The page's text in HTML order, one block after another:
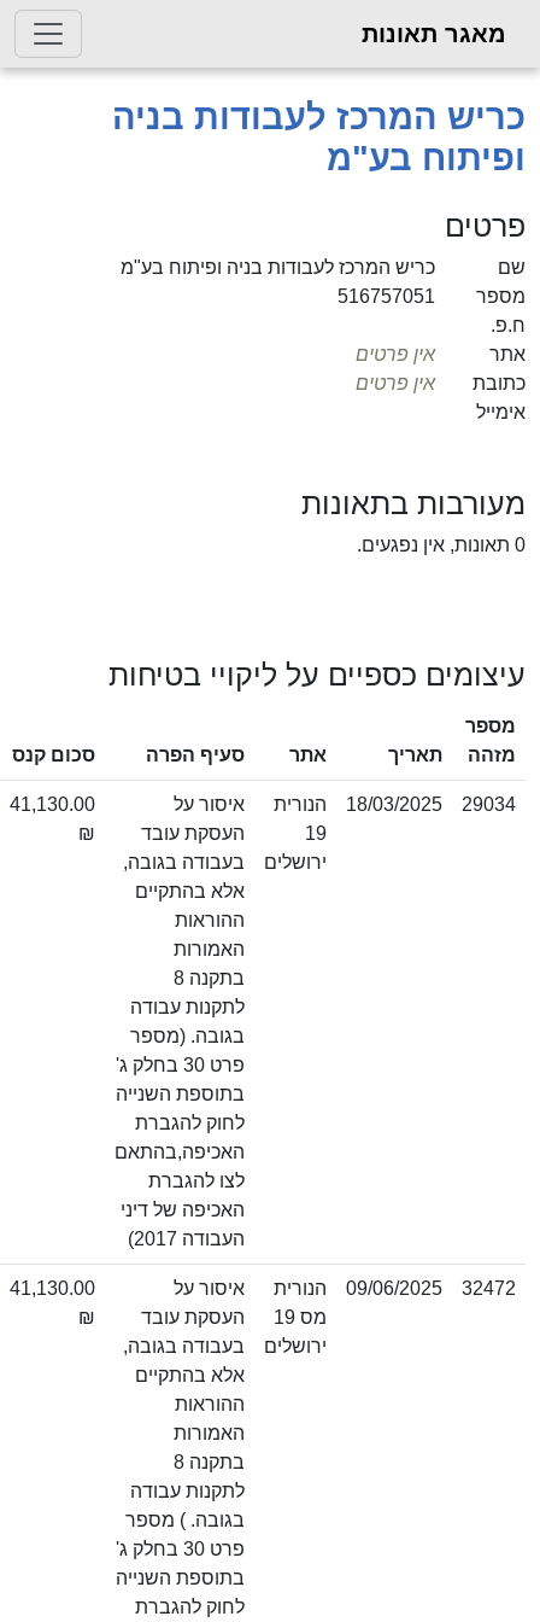
תאונות
המרכז לעבודות בניה
בע"מ
כריש המרכז לעבודות בניה ופיתוח בע"מ
516757051
אין פרטים
אין פרטים
בתאונות
כספיים על ליקויי בטיחות
תאריך אתר סעיף הפרה סכום קנס
ערעור
18/03/2025
הנורית
איסור על
העסקת עובד
בעבודה בגובה,
אלא בהתקיים
לתקנות עבודה
בגובה. (מספר
פרט 30 בחלק ג'
בתוספת השנייה
לחוק להגברת
האכיפה,בהתאם
לצו להגברת
האכיפה של דיני
41,130.00
₪
09/06/2025
הנורית
איסור על
העסקת עובד
בעבודה בגובה,
אלא בהתקיים
לתקנות עבודה
בגובה. ) מספר
פרט 30 בחלק ג'
בתוספת השנייה
לחוק להגברת
41,130.00
₪